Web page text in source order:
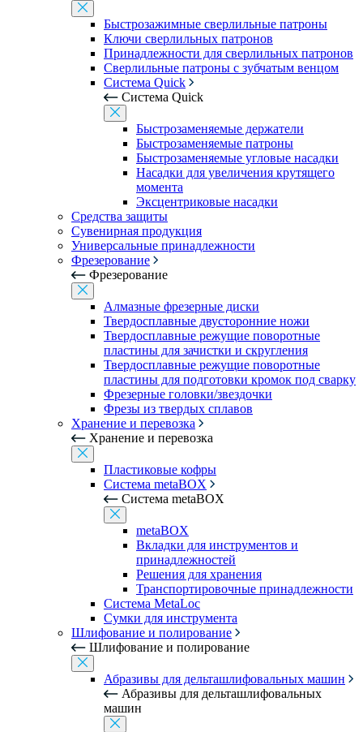
Быстрозажимные сверлильные патроны
Ключи сверлильных патронов
Принадлежности для сверлильных патронов
Сверлильные патроны с зубчатым венцом
Система Quick
Система Quick
Быстрозаменяемые держатели
Быстрозаменяемые патроны
Быстрозаменяемые угловые насадки
Насадки для увеличения крутящего
момента
Эксцентриковые насадки
Средства защиты
Сувенирная продукция
Универсальные принадлежности
Фрезерование
Фрезерование
Алмазные фрезерные диски
Твердосплавные двусторонние ножи
Твердосплавные режущие поворотные
пластины для зачистки и скругления
Твердосплавные режущие поворотные
пластины для подготовки кромок под сварку
Фрезерные головки/звездочки
Фрезы из твердых сплавов
Хранение и перевозка
Хранение и перевозка
Пластиковые кофры
Система metaBOX
Система metaBOX
metaBOX
Вкладки для инструментов и
принадлежностей
Решения для хранения
Транспортировочные принадлежности
Система MetaLoc
Сумки для инструмента
Шлифование и полирование
Шлифование и полирование
Абразивы для дельташлифовальных машин
Абразивы для дельташлифовальных
машин